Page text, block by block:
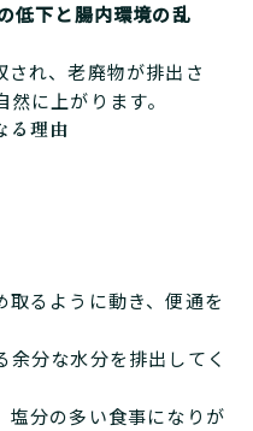
低下と腸内環境の乱
れ、老廃物が排出さ
に上がります。
る理由
るように動き、便通を
分な水分を排出してく
塩分の多い食事になりが